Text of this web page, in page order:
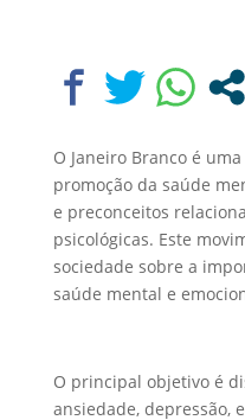
O Janeiro Branco é
promoção da saúde
e preconceitos
psicológicas. Este
sociedade sobre a
saúde mental e
O principal objetivo é
ansiedade, depressão,